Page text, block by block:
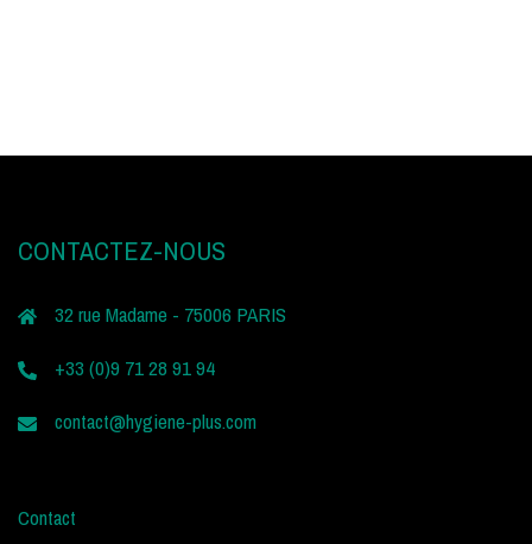
CONTACTEZ-NOUS
32 rue Madame - 75006 PARIS
+33 (0)9 71 28 91 94
contact@hygiene-plus.com
Contact